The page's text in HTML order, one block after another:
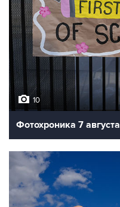
10
Фотохроника 7 августа